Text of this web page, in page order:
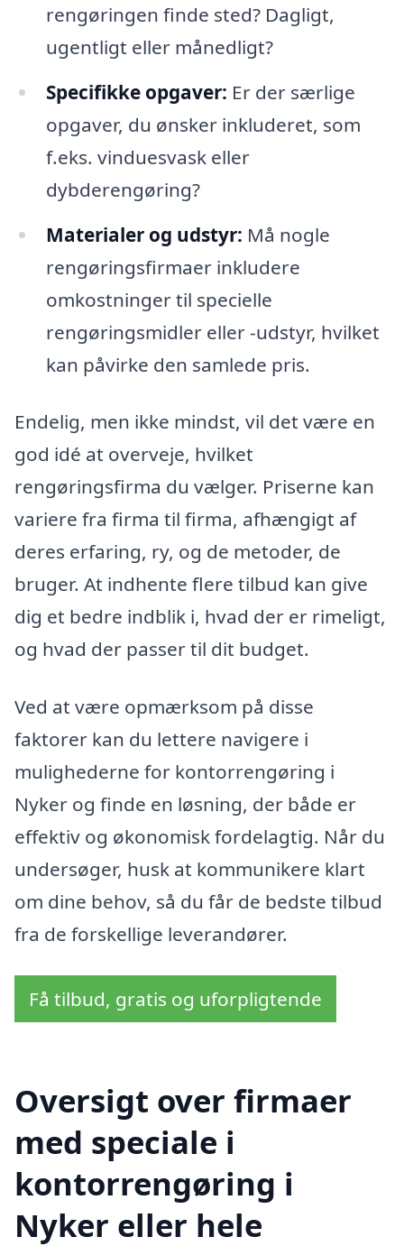
rengøringen finde sted? Dagligt,
ugentligt eller månedligt?
Specifikke opgaver: Er der særlige
opgaver, du ønsker inkluderet, som
f.eks. vinduesvask eller
dybderengøring?
Materialer og udstyr: Må nogle
rengøringsfirmaer inkludere
omkostninger til specielle
rengøringsmidler eller -udstyr, hvilket
kan påvirke den samlede pris.
Endelig, men ikke mindst, vil det være en
god idé at overveje, hvilket
rengøringsfirma du vælger. Priserne kan
variere fra firma til firma, afhængigt af
deres erfaring, ry, og de metoder, de
bruger. At indhente flere tilbud kan give
dig et bedre indblik i, hvad der er rimeligt,
og hvad der passer til dit budget.
Ved at være opmærksom på disse
faktorer kan du lettere navigere i
mulighederne for kontorrengøring i
Nyker og finde en løsning, der både er
effektiv og økonomisk fordelagtig. Når du
undersøger, husk at kommunikere klart
om dine behov, så du får de bedste tilbud
fra de forskellige leverandører.
Få tilbud, gratis og uforpligtende
Oversigt over firmaer
med speciale i
kontorrengøring i
Nyker eller hele